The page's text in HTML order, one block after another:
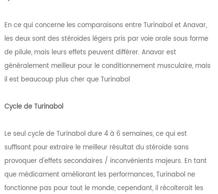
En ce qui concerne les comparaisons entre Turinabol et Anavar,
les deux sont des stéroïdes légers pris par voie orale sous forme
de pilule, mais leurs effets peuvent différer. Anavar est
généralement meilleur pour le conditionnement musculaire, mais
il est beaucoup plus cher que Turinabol
Cycle de Turinabol
Le seul cycle de Turinabol dure 4 à 6 semaines, ce qui est
suffisant pour extraire le meilleur résultat du stéroïde sans
provoquer d'effets secondaires / inconvénients majeurs. En tant
que médicament améliorant les performances, Turinabol ne
fonctionne pas pour tout le monde, cependant, il récolterait les